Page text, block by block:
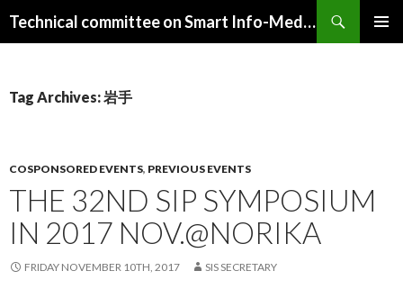
Technical committee on Smart Info-Media Systems (SIS), IEICE
Tag Archives: 岩手
COSPONSORED EVENTS, PREVIOUS EVENTS
THE 32ND SIP SYMPOSIUM
IN 2017 NOV.@NORIKA
FRIDAY NOVEMBER 10TH, 2017 SIS SECRETARY